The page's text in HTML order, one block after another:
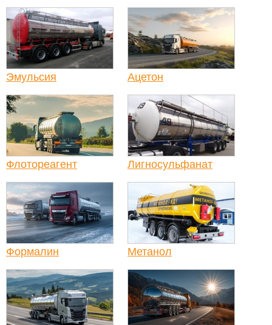
Эмульсия Ацетон
Флотореагент Лигносульфанат
Формалин Метанол